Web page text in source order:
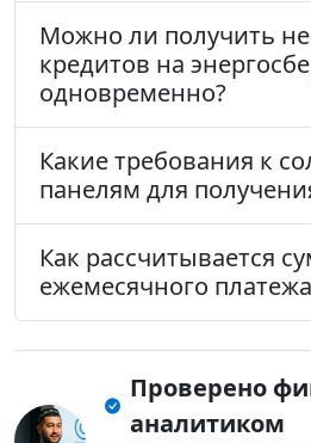
Можно ли получить
кредитов на
одновременно?
Какие требования к
панелям для
Как рассчитывается
ежемесячного
Проверено
аналитиком